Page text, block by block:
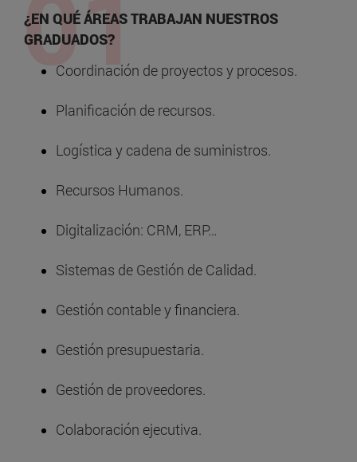
¿EN QUÉ ÁREAS TRABAJAN NUESTROS
GRADUADOS?
Coordinación de proyectos y procesos.
Planificación de recursos.
Logística y cadena de suministros.
Recursos Humanos.
Digitalización: CRM, ERP…
Sistemas de Gestión de Calidad.
Gestión contable y financiera.
Gestión presupuestaria.
Gestión de proveedores.
Colaboración ejecutiva.